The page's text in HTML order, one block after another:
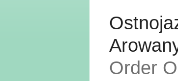
Order